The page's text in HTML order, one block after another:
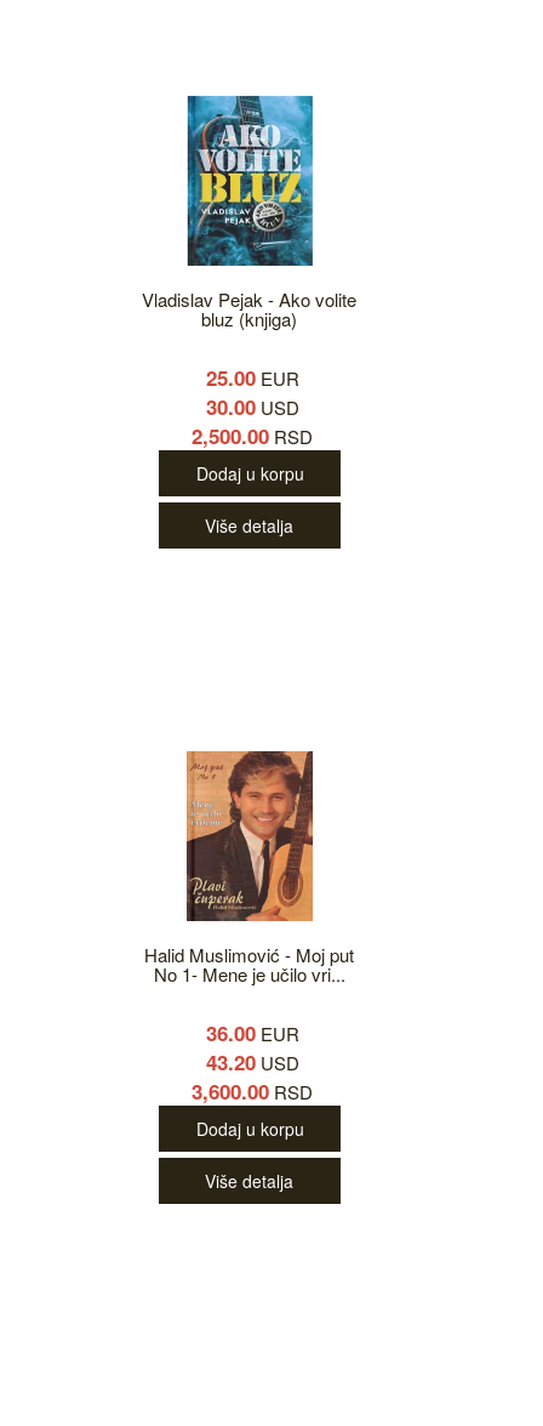
Vladislav Pejak - Ako volite
bluz (knjiga)
25.00EUR
30.00USD
2,500.00 RSD
Dodaj u korpu
Više detalja
Halid Muslimović - Moj put
No 1- Mene je učilo vri...
36.00EUR
43.20USD
3,600.00 RSD
Dodaj u korpu
Više detalja